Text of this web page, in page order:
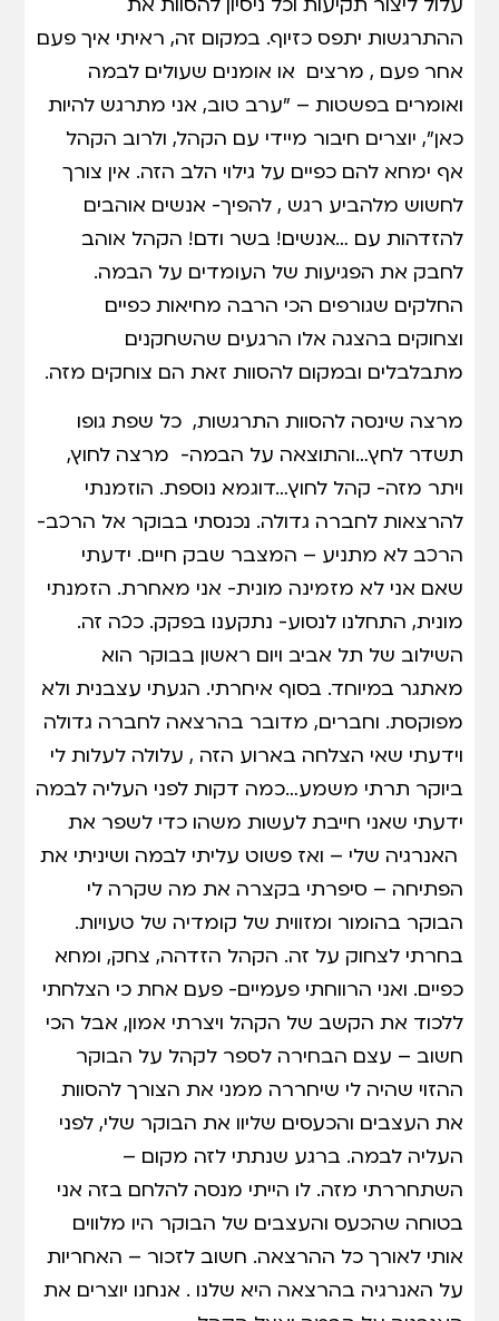
ההתרגשות יתפס כזיוף. במקום זה, ראיתי איך פעם
אחר פעם , מרצים או אומנים שעולים לבמה
ואומרים בפשטות – "ערב טוב, אני מתרגש להיות
כאן", יוצרים חיבור מיידי עם הקהל, ולרוב הקהל
אף ימחא להם כפיים על גילוי הלב הזה. אין צורך
לחשוש מלהביע רגש , להפיך- אנשים אוהבים
להזדהות עם …אנשים! בשר ודם! הקהל אוהב
לחבק את הפגיעות של העומדים על הבמה.
החלקים שגורפים הכי הרבה מחיאות כפיים
וצחוקים בהצגה אלו הרגעים שהשחקנים
מתבלבלים ובמקום להסוות זאת הם צוחקים מזה.
מרצה שינסה להסוות התרגשות, כל שפת גופו
תשדר לחץ…והתוצאה על הבמה- מרצה לחוץ,
ויתר מזה- קהל לחוץ…דוגמא נוספת. הוזמנתי
להרצאות לחברה גדולה. נכנסתי בבוקר אל הרכב-
הרכב לא מתניע – המצבר שבק חיים. ידעתי
שאם אני לא מזמינה מונית- אני מאחרת. הזמנתי
מונית, התחלנו לנסוע- נתקענו בפקק. ככה זה.
השילוב של תל אביב ויום ראשון בבוקר הוא
מאתגר במיוחד. בסוף איחרתי. הגעתי עצבנית ולא
מפוקסת. וחברים, מדובר בהרצאה לחברה גדולה
וידעתי שאי הצלחה בארוע הזה , עלולה לעלות לי
ביוקר תרתי משמע…כמה דקות לפני העליה לבמה
ידעתי שאני חייבת לעשות משהו כדי לשפר את
האנרגיה שלי – ואז פשוט עליתי לבמה ושיניתי את
הפתיחה – סיפרתי בקצרה את מה שקרה לי
הבוקר בהומור ומזווית של קומדיה של טעויות.
בחרתי לצחוק על זה. הקהל הזדהה, צחק, ומחא
כפיים. ואני הרווחתי פעמיים- פעם אחת כי הצלחתי
ללכוד את הקשב של הקהל ויצרתי אמון, אבל הכי
חשוב – עצם הבחירה לספר לקהל על הבוקר
ההזוי שהיה לי שיחררה ממני את הצורך להסוות
את העצבים והכעסים שליוו את הבוקר שלי, לפני
העליה לבמה. ברגע שנתתי לזה מקום –
השתחררתי מזה. לו הייתי מנסה להלחם בזה אני
בטוחה שהכעס והעצבים של הבוקר היו מלווים
אותי לאורך כל ההרצאה. חשוב לזכור – האחריות
על האנרגיה בהרצאה היא שלנו . אנחנו יוצרים את